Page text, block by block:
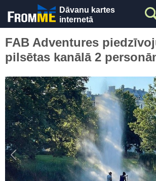
Dāvanu kartes
internetā
FAB Adventures
pilsētas kanālā 2
Previous